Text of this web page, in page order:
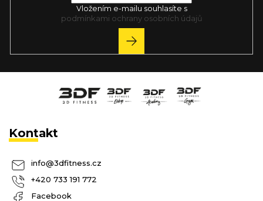
Vložením e-mailu souhlasíte s
podmínkami ochrany osobních údajů
PŘIHLÁSIT
SE
Kontakt
info@3dfitness.cz
+420 733 191 772
Facebook